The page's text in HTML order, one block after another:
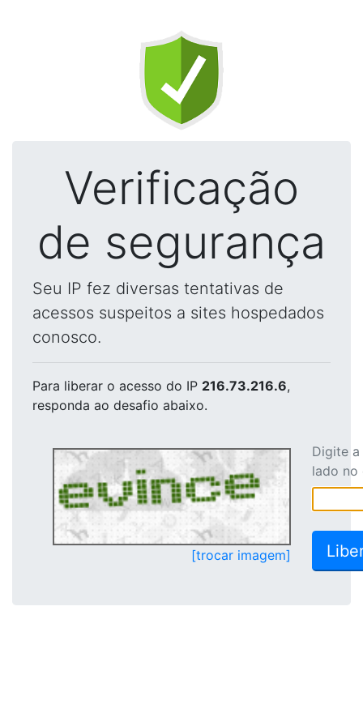
Verificação
de segurança
Seu IP fez diversas tentativas de
acessos suspeitos a sites hospedados
conosco.
Para liberar o acesso do IP 216.73.216.6,
responda ao desafio abaixo.
[trocar imagem]
Digite
lado no